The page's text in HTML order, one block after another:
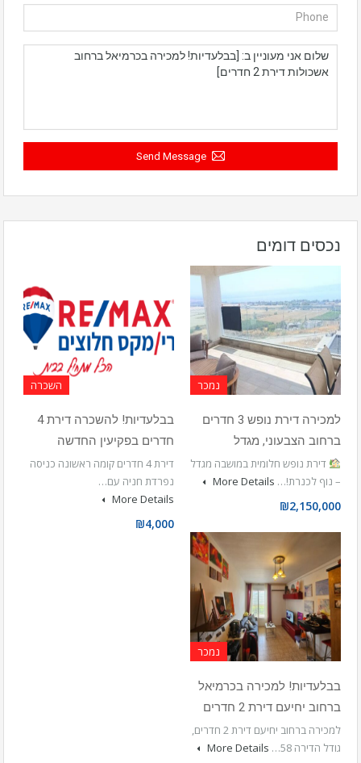
Send Message
נכסים דומים
נמכר
למכירה דירת נופש 3 חדרים
ברחוב הצבעוני, מגדל
דירת נופש חלומית במושבה מגדל
– נוף לכנרת!… More Details
₪2,150,000
השכרה
בבלעדיות! להשכרה דירת 4
חדרים בפקיעין החדשה
דירת 4 חדרים קומה ראשונה כניסה
נפרדת חניה עם…
More Details
₪4,000
נמכר
בבלעדיות! למכירה בכרמיאל
ברחוב יחיעם דירת 2 חדרים
למכירה ברחוב יחיעם דירת 2 חדרים,
גודל הדירה 58…
More Details